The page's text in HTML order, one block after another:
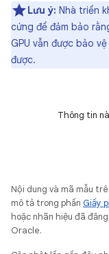
Lưu ý: Nhà triển
cứng để đảm bảo
GPU vẫn được bảo
được.
Thông tin
Nội dung và mã mẫu
mô tả trong phần Giấy
hoặc nhãn hiệu đã
Oracle.